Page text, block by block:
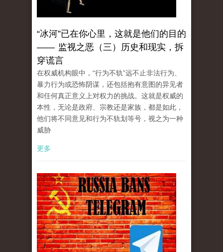
“冰河”已在你心里，这就是他们的目的
—— 监视之恶（三）历史和现实，拆
穿谎言
在权威机构眼中，“行为不轨”远不止非法行为、
暴力行为或恐怖阴谋，还包括抱有意图的异见者
和任何真正意义上对权力的挑战。这就是权威的
本性，无论是政府、宗教还是家族，都是如此，
他们将不同意见和行为不轨划等号，视之为一种
威胁
更多